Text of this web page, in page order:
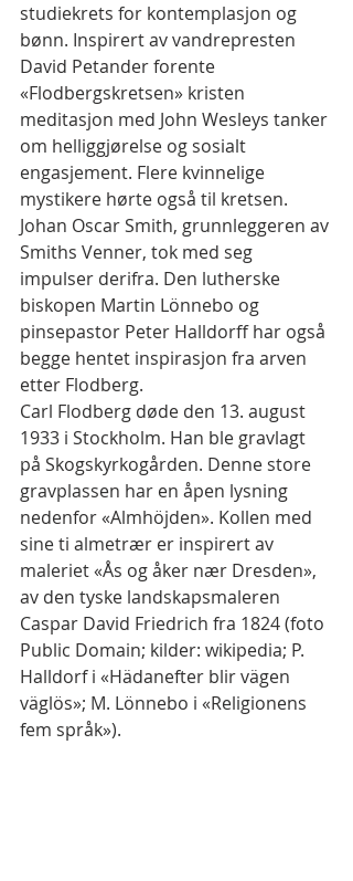
studiekrets for kontemplasjon og
bønn. Inspirert av vandrepresten
David Petander forente
«Flodbergskretsen» kristen
meditasjon med John Wesleys tanker
om helliggjørelse og sosialt
engasjement. Flere kvinnelige
mystikere hørte også til kretsen.
Johan Oscar Smith, grunnleggeren av
Smiths Venner, tok med seg
impulser derifra. Den lutherske
biskopen Martin Lönnebo og
pinsepastor Peter Halldorff har også
begge hentet inspirasjon fra arven
etter Flodberg.
Carl Flodberg døde den 13. august
1933 i Stockholm. Han ble gravlagt
på Skogskyrkogården. Denne store
gravplassen har en åpen lysning
nedenfor «Almhöjden». Kollen med
sine ti almetrær er inspirert av
maleriet «Ås og åker nær Dresden»,
av den tyske landskapsmaleren
Caspar David Friedrich fra 1824 (foto
Public Domain; kilder: wikipedia; P.
Halldorf i «Hädanefter blir vägen
väglös»; M. Lönnebo i «Religionens
fem språk»).